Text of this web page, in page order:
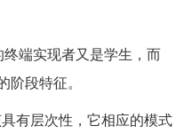
端实现者又是学生，而
段特征。
有层次性，它相应的模式